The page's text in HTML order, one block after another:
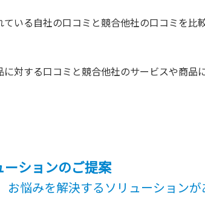
いる自社の口コミと競合他社の口コミを比
に対する口コミと競合他社のサービスや商品
ションのご提案
お悩みを解決するソリューションが